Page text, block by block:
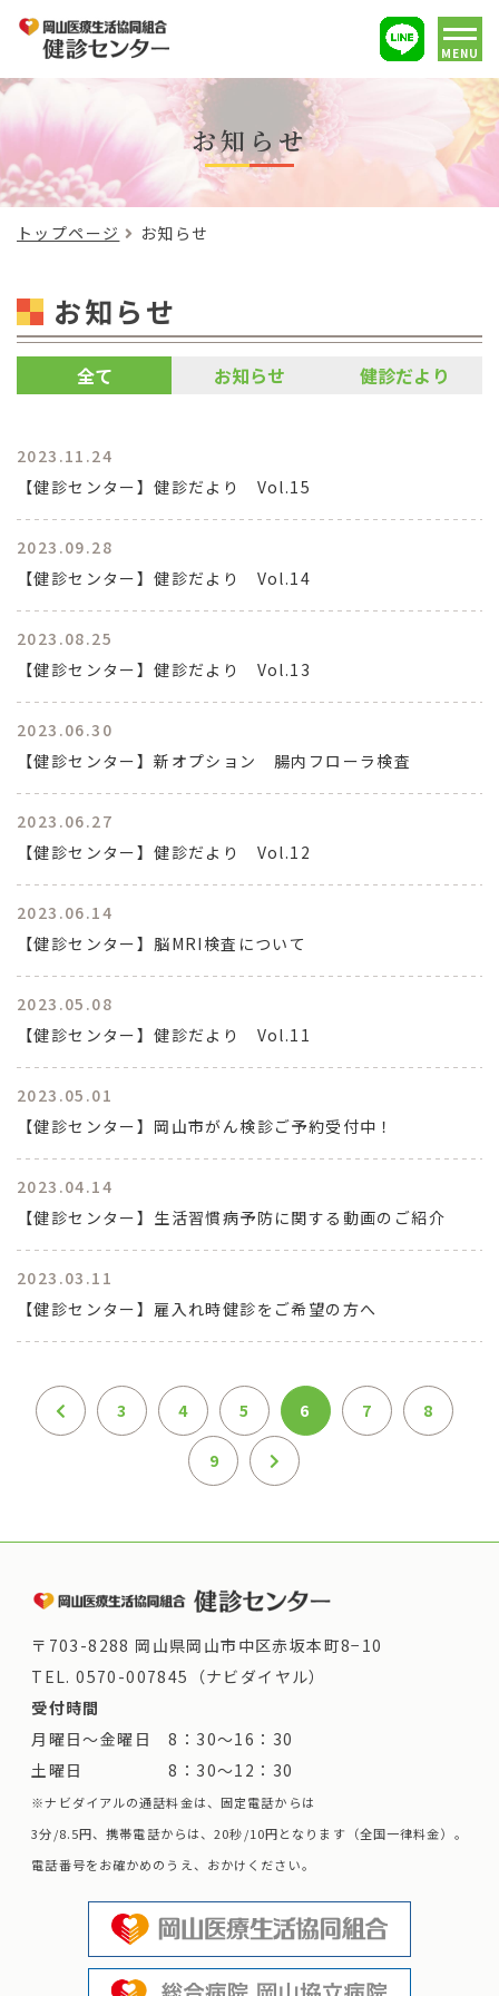
MENU
お知らせ
トップページ お知らせ
お知らせ
全て お知らせ 健診だより
2023.11.24
【健診センター】健診だより Vol.15
2023.09.28
【健診センター】健診だより Vol.14
2023.08.25
【健診センター】健診だより Vol.13
2023.06.30
【健診センター】新オプション 腸内フローラ検査
2023.06.27
【健診センター】健診だより Vol.12
2023.06.14
【健診センター】脳MRI検査について
2023.05.08
【健診センター】健診だより Vol.11
2023.05.01
【健診センター】岡山市がん検診ご予約受付中！
2023.04.14
【健診センター】生活習慣病予防に関する動画のご紹介
2023.03.11
【健診センター】雇入れ時健診をご希望の方へ
3 4 5 6 7 8
9
〒703-8288 岡山県岡山市中区赤坂本町8−10
TEL.0570-007845（ナビダイヤル）
受付時間
月曜日～金曜日 8：30～16：30
土曜日 8：30～12：30
※ナビダイアルの通話料金は、固定電話からは
3分/8.5円、携帯電話からは、20秒/10円となります（全国一律料金）。
電話番号をお確かめのうえ、おかけください。